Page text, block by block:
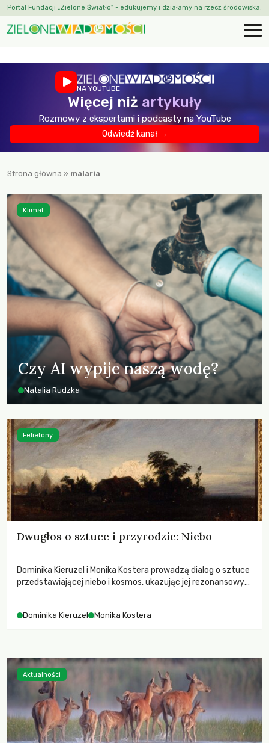
Portal Fundacji „Zielone Światło” - edukujemy i działamy na rzecz środowiska.
NA YOUTUBE
Więcej niż artykuły
Rozmowy z ekspertami i podcasty na YouTube
Odwiedź kanał →
Strona główna » malaria
Czy AI wypije naszą wodę?
Natalia Rudzka
Klimat
Dwugłos o sztuce i przyrodzie: Niebo
Dominika Kieruzel i Monika Kostera prowadzą dialog o sztuce
przedstawiającej niebo i kosmos, ukazując jej rezonansowy
Dominika Kieruzel Monika Kostera
Felietony
Aktualności